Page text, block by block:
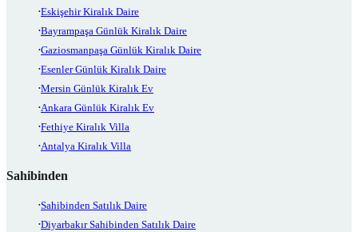
Eskişehir Kiralık Daire
Bayrampaşa Günlük Kiralık Daire
Gaziosmanpaşa Günlük Kiralık Daire
Esenler Günlük Kiralık Daire
Mersin Günlük Kiralık Ev
Ankara Günlük Kiralık Ev
Fethiye Kiralık Villa
Antalya Kiralık Villa
Sahibinden
Sahibinden Satılık Daire
Diyarbakır Sahibinden Satılık Daire